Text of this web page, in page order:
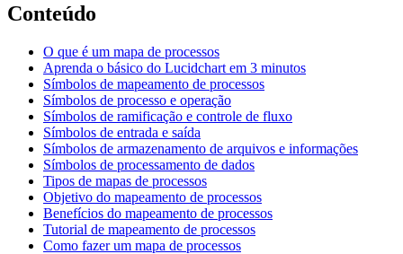
Conteúdo
O que é um mapa de processos
Aprenda o básico do Lucidchart em 3 minutos
Símbolos de mapeamento de processos
Símbolos de processo e operação
Símbolos de ramificação e controle de fluxo
Símbolos de entrada e saída
Símbolos de armazenamento de arquivos e informações
Símbolos de processamento de dados
Tipos de mapas de processos
Objetivo do mapeamento de processos
Benefícios do mapeamento de processos
Tutorial de mapeamento de processos
Como fazer um mapa de processos